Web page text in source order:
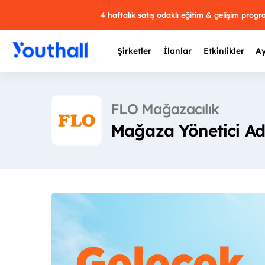
4 haftalık satış odaklı eğitim & gelişim
Şirketler İlanlar Etkinlikler
FLO Mağazacılık
Mağaza Yönetici